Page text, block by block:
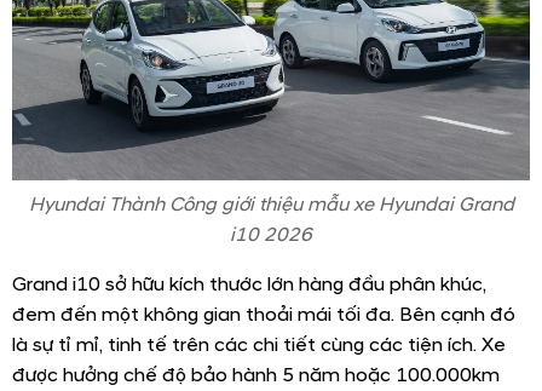
Hyundai Thành Công giới thiệu mẫu xe Hyundai Grand
i10 2026
Grand i10 sở hữu kích thước lớn hàng đầu phân khúc,
đem đến một không gian thoải mái tối đa. Bên cạnh đó
là sự tỉ mỉ, tinh tế trên các chi tiết cùng các tiện ích. Xe
được hưởng chế độ bảo hành 5 năm hoặc 100.000km